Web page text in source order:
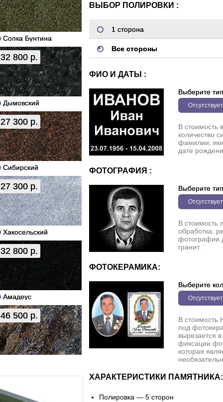
Сопка Бунтина
32 800 р.
Дымовский
27 300 р.
Сибирский
27 300 р.
Хакосельский
32 800 р.
Амадеус
46 500 р.
ВЫБОР ПОЛИРОВКИ :
1 сторона
Все стороны
ФИО И ДАТЫ :
Выберите тип
Отсутствует
В стоимость
количество
фамилии,
дате
ФОТОГРАФИЯ :
Выберите тип
Отсутствует
В стоимость
обработка,
фотографии
гранит.
ФОТОКЕРАМИКА:
Выберите
Отсутствует
В стоимость
под
вырезается
фиксации
которая
ХАРАКТЕРИСТИКИ ПАМЯТНИКА:
Полировка — 5 сторон